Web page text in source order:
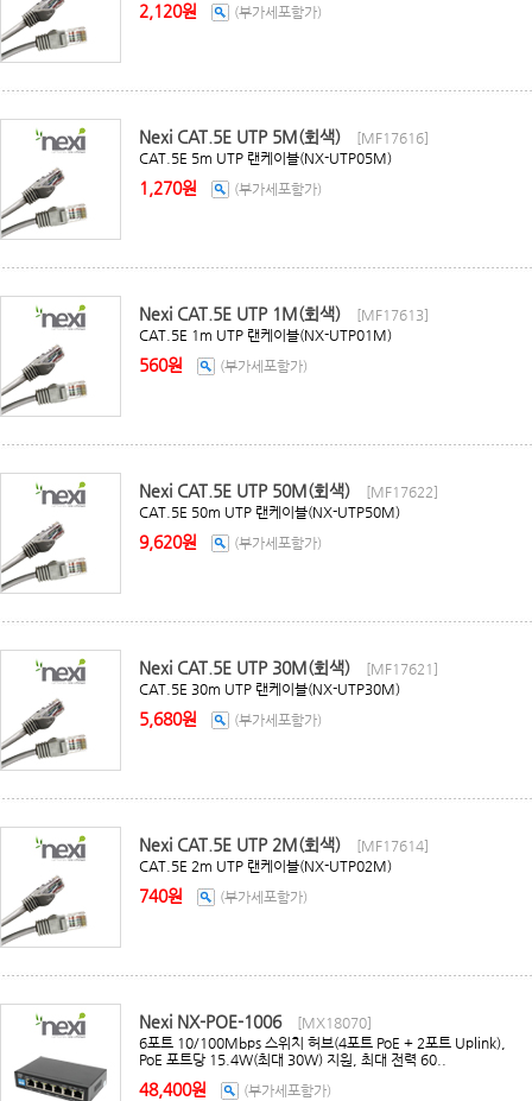
2,120원 (부가세포함가)
Nexi CAT.5E UTP 5M(회색)
[MF17616]
CAT.5E 5m UTP 랜케이블(NX-UTP05M)
1,270원 (부가세포함가)
Nexi CAT.5E UTP 1M(회색)
[MF17613]
CAT.5E 1m UTP 랜케이블(NX-UTP01M)
560원 (부가세포함가)
Nexi CAT.5E UTP 50M(회색)
[MF17622]
CAT.5E 50m UTP 랜케이블(NX-UTP50M)
9,620원 (부가세포함가)
Nexi CAT.5E UTP 30M(회색)
[MF17621]
CAT.5E 30m UTP 랜케이블(NX-UTP30M)
5,680원 (부가세포함가)
Nexi CAT.5E UTP 2M(회색)
[MF17614]
CAT.5E 2m UTP 랜케이블(NX-UTP02M)
740원 (부가세포함가)
Nexi NX-POE-1006
[MX18070]
6포트 10/100Mbps 스위치 허브(4포트 PoE + 2포트 Uplink),
PoE 포트당 15.4W(최대 30W) 지원, 최대 전력 60..
48,400원 (부가세포함가)